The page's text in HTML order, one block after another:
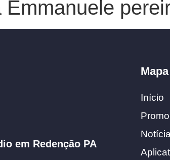
Emmanuele
em Redenção PA
Início